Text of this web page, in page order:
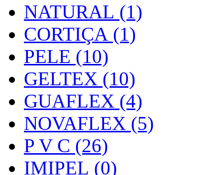
NATURAL (1)
CORTIÇA (1)
PELE (10)
GELTEX (10)
GUAFLEX (4)
NOVAFLEX (5)
P V C (26)
IMIPEL (0)